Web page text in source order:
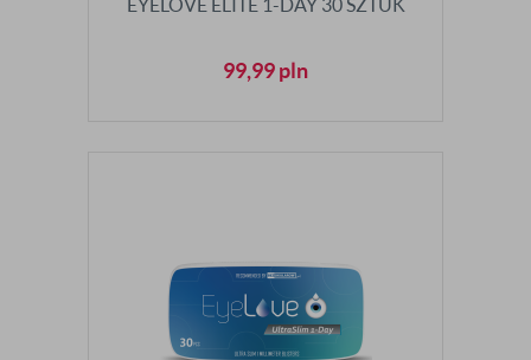
EYELOVE ELITE 1-DAY 30 SZTUK
99,99pln